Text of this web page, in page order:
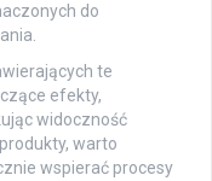
do
te
efekty,
widoczność
warto
wspierać procesy